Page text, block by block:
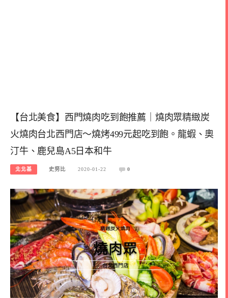
【台北美食】西門燒肉吃到飽推薦｜燒肉眾精緻炭
火燒肉台北西門店～燒烤499元起吃到飽。龍蝦、奧
汀牛、鹿兒島A5日本和牛
北北基 史努比 2020-01-22 0